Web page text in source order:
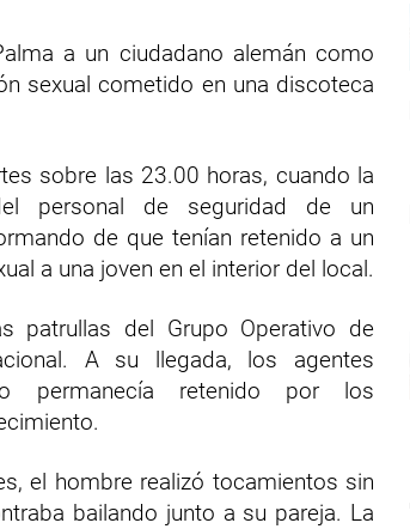
a un ciudadano alemán como
sexual cometido en una discoteca
sobre las 23.00 horas, cuando la
personal de seguridad de un
de que tenían retenido a un
a una joven en el interior del local.
patrullas del Grupo Operativo de
A su llegada, los agentes
permanecía retenido por los
el hombre realizó tocamientos sin
bailando junto a su pareja. La